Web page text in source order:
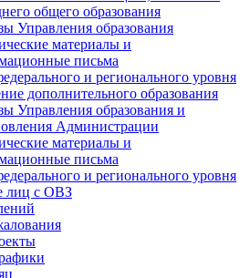
общего образования
Управления образования
материалы и
письма
и регионального уровня
дополнительного образования
Управления образования и
Администрации
материалы и
письма
и регионального уровня
лиц с ОВЗ